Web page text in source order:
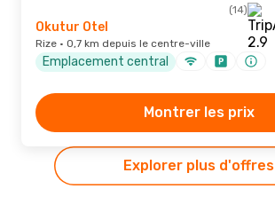
(14)
Okutur Otel
Rize · 0,7 km depuis le centre-ville
Emplacement central
Montrer les prix
Explorer plus d'offres